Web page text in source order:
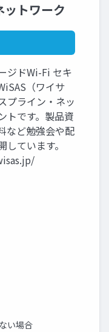
トワーク
ジドWi-Fi セキ
（ワイサ
プライン・ネッ
トです。製品資
など勉強会や配
ています。
い場合